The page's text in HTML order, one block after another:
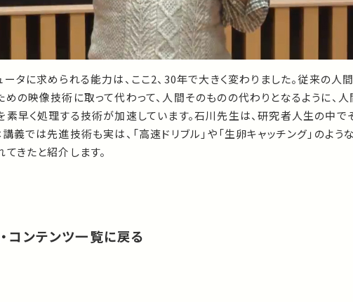
ータに求められる能力は、ここ2、30年で大きく変わりました。従来の
めの映像技術に取って代わって、人間そのものの代わりとなるように、
素早く処理する技術が加速しています。石川先生は、研究者人生の中で
講義では先進技術も実は、「高速ドリブル」や「生卵キャッチング」のよ
てきたと紹介します。
コンテンツ一覧に戻る